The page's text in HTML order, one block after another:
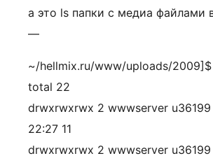
а это ls папки с медиа файлами
—
~/hellmix.ru/www/uploads/
total 22
drwxrwxrwx 2 wwwserver
22:27 11
drwxrwxrwx 2 wwwserver u36199